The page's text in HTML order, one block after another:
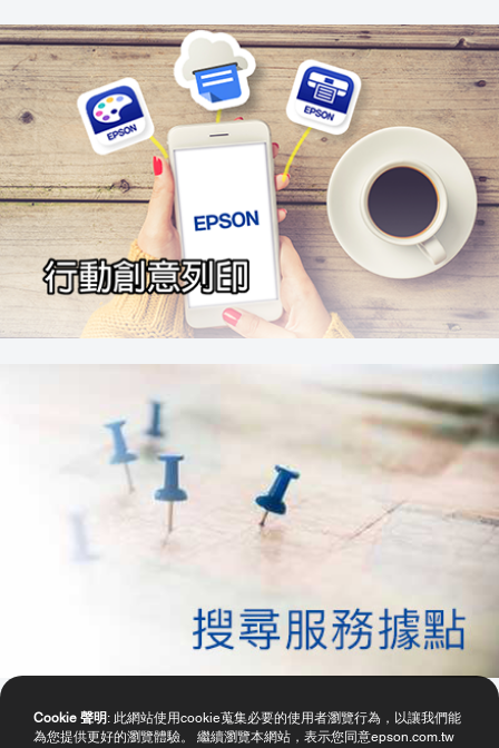
Cookie 聲明 : 此網站使用cookie蒐集必要的使用者瀏覽行為，以讓我們能
為您提供更好的瀏覽體驗。 繼續瀏覽本網站，表示您同意epson.com.tw